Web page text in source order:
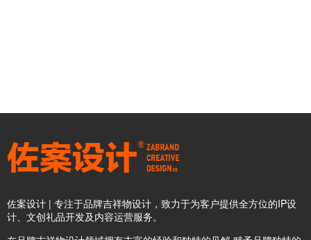
佐案设计 | 专注于品牌吉祥物设计，致力于为客户提供全方位的IP设
计、文创礼品开发及内容运营服务。